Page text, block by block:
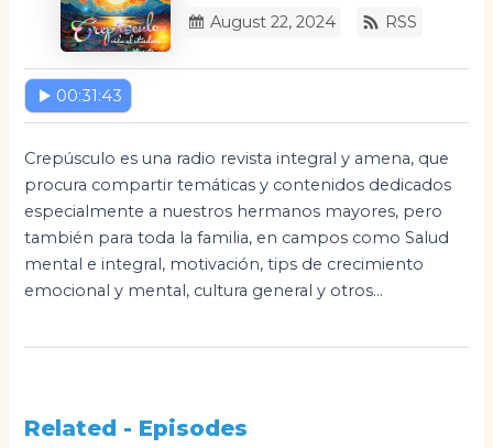
August 22, 2024 RSS
00:31:43
Crepúsculo es una radio revista integral y amena, que
procura compartir temáticas y contenidos dedicados
especialmente a nuestros hermanos mayores, pero
también para toda la familia, en campos como Salud
mental e integral, motivación, tips de crecimiento
emocional y mental, cultura general y otros...
Related - Episodes